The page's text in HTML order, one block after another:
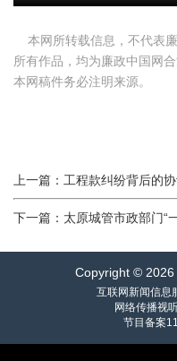
本网所转载信息，不代表
所有作品，均为廉政中国网
本网稿件务必注明来源。
上一篇：工程款纠纷背后的
下一篇：太原城管市政部门“
Copyright © 2026
互联网新闻信息
网络传播视
节目备案